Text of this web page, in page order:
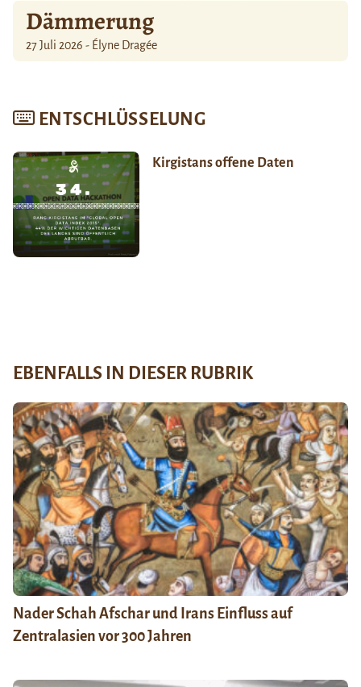
Dämmerung
27 Juli 2026 - Élyne Dragée
ENTSCHLÜSSELUNG
Kirgistans offene Daten
EBENFALLS IN DIESER RUBRIK
Nader Schah Afschar und Irans Einfluss auf
Zentralasien vor 300 Jahren